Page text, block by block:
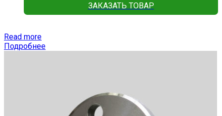
ЗАКАЗАТЬ ТОВАР
Read more
Подробнее